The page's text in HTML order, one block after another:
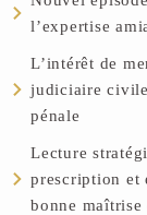
l’expertise
L’intérêt de
judiciaire
pénale
Lecture
prescription et
bonne maîtrise